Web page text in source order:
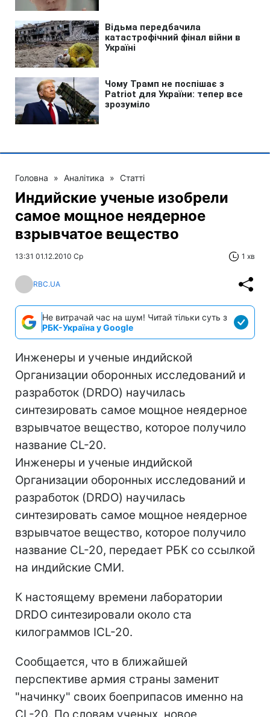
Головна » Аналітика » Статті
Индийские ученые изобрели
самое мощное неядерное
взрывчатое вещество
13:31 01.12.2010 Ср 1 хв
RBC.UA
Не витрачай час на шум! Читай тільки суть з
РБК-Україна у Google
Инженеры и ученые индийской
Организации оборонных исследований и
разработок (DRDO) научилась
синтезировать самое мощное неядерное
взрывчатое вещество, которое получило
название CL-20.
Инженеры и ученые индийской
Организации оборонных исследований и
разработок (DRDO) научилась
синтезировать самое мощное неядерное
взрывчатое вещество, которое получило
название CL-20, передает РБК со ссылкой
на индийские СМИ.
К настоящему времени лаборатории
DRDO синтезировали около ста
килограммов ICL-20.
Сообщается, что в ближайшей
перспективе армия страны заменит
"начинку" своих боеприпасов именно на
CL-20. По словам ученых, новое